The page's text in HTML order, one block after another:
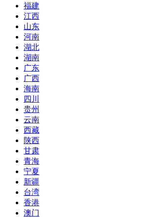
福建
江西
山东
河南
湖北
湖南
广东
广西
海南
四川
贵州
云南
西藏
陕西
甘肃
青海
宁夏
新疆
台湾
香港
澳门